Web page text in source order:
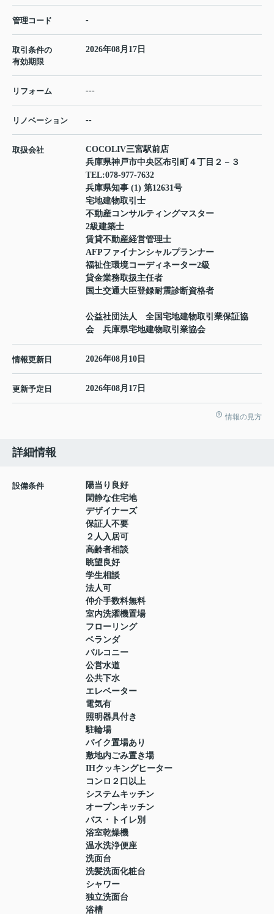
管理コード -
取引条件の
有効期限
2026年08月17日
リフォーム ---
リノベーション --
取扱会社
COCOLIV三宮駅前店
兵庫県神戸市中央区布引町４丁目２－３
TEL:078-977-7632
兵庫県知事 (1) 第12631号
宅地建物取引士
不動産コンサルティングマスター
2級建築士
賃貸不動産経営管理士
AFPファイナンシャルプランナー
福祉住環境コーディネーター2級
貸金業務取扱主任者
国土交通大臣登録耐震診断資格者
公益社団法人 全国宅地建物取引業保証協
会 兵庫県宅地建物取引業協会
情報更新日 2026年08月10日
更新予定日 2026年08月17日
情報の見方
詳細情報
設備条件
陽当り良好
閑静な住宅地
デザイナーズ
保証人不要
２人入居可
高齢者相談
眺望良好
学生相談
法人可
仲介手数料無料
室内洗濯機置場
フローリング
ベランダ
バルコニー
公営水道
公共下水
エレベーター
電気有
照明器具付き
駐輪場
バイク置場あり
敷地内ごみ置き場
IHクッキングヒーター
コンロ２口以上
システムキッチン
オープンキッチン
バス・トイレ別
浴室乾燥機
温水洗浄便座
洗面台
洗髪洗面化粧台
シャワー
独立洗面台
浴槽